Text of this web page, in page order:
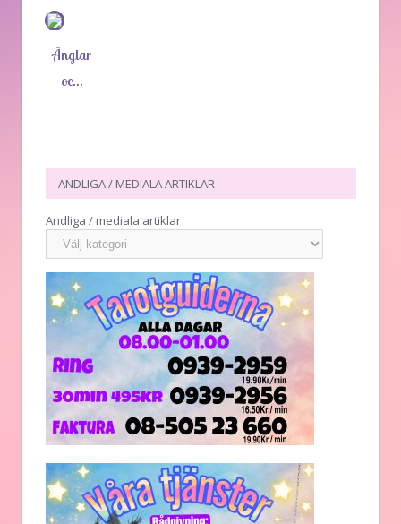
Änglar
oc…
ANDLIGA / MEDIALA ARTIKLAR
Andliga / mediala artiklar